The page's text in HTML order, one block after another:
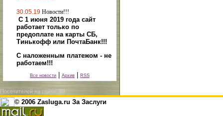
30.05.19 Новости!!!
С 1 июня 2019 года сайт
работает только по
предоплате на карты СБ,
Тинькофф или ПочтаБанк!!!
С наложенным платежом - не
работаем!!!
Все новости Архив RSS
Посетителей на сайте: 89
© 2006 Zasluga.ru За Заслуги